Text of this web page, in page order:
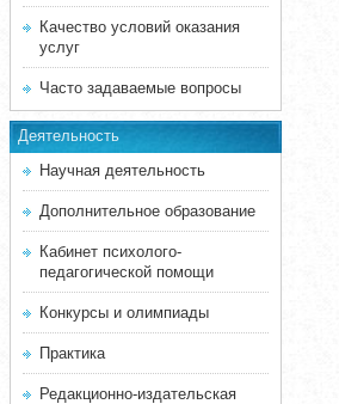
Качество условий оказания
услуг
Часто задаваемые вопросы
Деятельность
Научная деятельность
Дополнительное образование
Кабинет психолого-
педагогической помощи
Конкурсы и олимпиады
Практика
Редакционно-издательская